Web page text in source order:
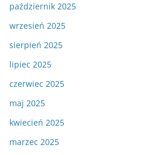
październik 2025
wrzesień 2025
sierpień 2025
lipiec 2025
czerwiec 2025
maj 2025
kwiecień 2025
marzec 2025